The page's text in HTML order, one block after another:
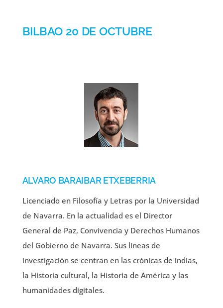
BILBAO 20 DE OCTUBRE
ALVARO BARAIBAR ETXEBERRIA
Licenciado en Filosofía y Letras por la Universidad
de Navarra. En la actualidad es el Director
General de Paz, Convivencia y Derechos Humanos
del Gobierno de Navarra. Sus líneas de
investigación se centran en las crónicas de indias,
la Historia cultural, la Historia de América y las
humanidades digitales.